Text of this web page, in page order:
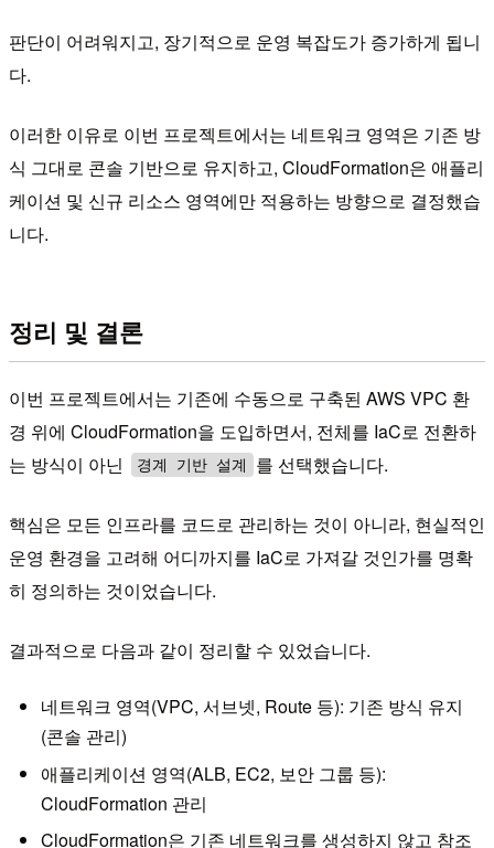
판단이 어려워지고, 장기적으로 운영 복잡도가 증가하게 됩니
다.
이러한 이유로 이번 프로젝트에서는 네트워크 영역은 기존 방
식 그대로 콘솔 기반으로 유지하고, CloudFormation은 애플리
케이션 및 신규 리소스 영역에만 적용하는 방향으로 결정했습
니다.
정리 및 결론
이번 프로젝트에서는 기존에 수동으로 구축된 AWS VPC 환
경 위에 CloudFormation을 도입하면서, 전체를 IaC로 전환하
는 방식이 아닌
경계 기반 설계 를 선택했습니다.
핵심은 모든 인프라를 코드로 관리하는 것이 아니라, 현실적인
운영 환경을 고려해 어디까지를 IaC로 가져갈 것인가를 명확
히 정의하는 것이었습니다.
결과적으로 다음과 같이 정리할 수 있었습니다.
네트워크 영역(VPC, 서브넷, Route 등): 기존 방식 유지
(콘솔 관리)
애플리케이션 영역(ALB, EC2, 보안 그룹 등):
CloudFormation 관리
CloudFormation은 기존 네트워크를 생성하지 않고 참조